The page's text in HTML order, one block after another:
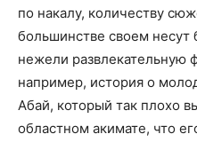
по накалу, количеству
большинстве своем несут
нежели развлекательную
например, история о
Абай, который так плохо
областном акимате, что